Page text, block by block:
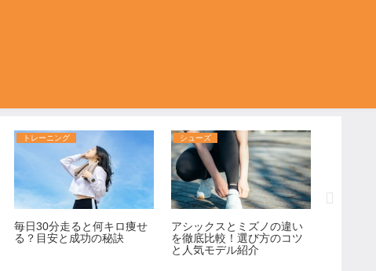
トレーニング
毎日30分走ると何キロ痩せ
る？目安と成功の秘訣
シューズ
アシックスとミズノの違い
を徹底比較！選び方のコツ
と人気モデル紹介